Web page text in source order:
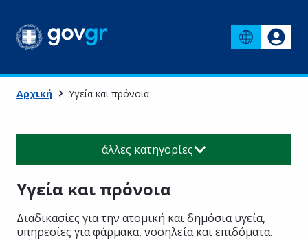
Αρχική Υγεία και πρόνοια
Υγεία και πρόνοια
Διαδικασίες για την ατομική και δημόσια υγεία,
υπηρεσίες για φάρμακα, νοσηλεία και επιδόματα.
άλλες κατηγορίες